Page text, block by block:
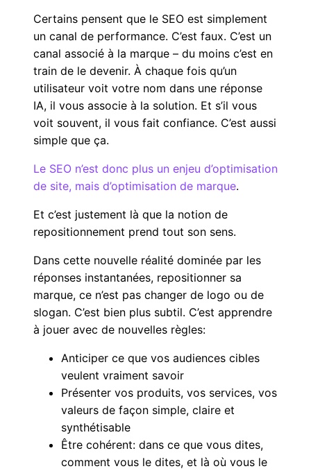
Certains pensent que le SEO est simplement
un canal de performance. C’est faux. C’est un
canal associé à la marque – du moins c’est en
train de le devenir. À chaque fois qu’un
utilisateur voit votre nom dans une réponse
IA, il vous associe à la solution. Et s’il vous
voit souvent, il vous fait confiance. C’est aussi
simple que ça.
Le SEO n’est donc plus un enjeu d’optimisation
de site, mais d’optimisation de marque.
Et c’est justement là que la notion de
repositionnement prend tout son sens.
Dans cette nouvelle réalité dominée par les
réponses instantanées, repositionner sa
marque, ce n’est pas changer de logo ou de
slogan. C’est bien plus subtil. C’est apprendre
à jouer avec de nouvelles règles:
Anticiper ce que vos audiences cibles
veulent vraiment savoir
Présenter vos produits, vos services, vos
valeurs de façon simple, claire et
synthétisable
Être cohérent: dans ce que vous dites,
comment vous le dites, et là où vous le